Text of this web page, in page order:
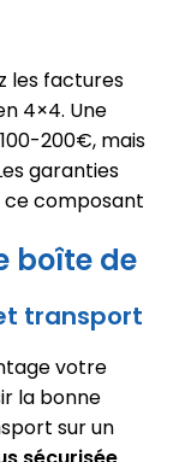
les factures
4×4. Une
200€, mais
garanties
composant
boîte de
transport
votre
la bonne
sur un